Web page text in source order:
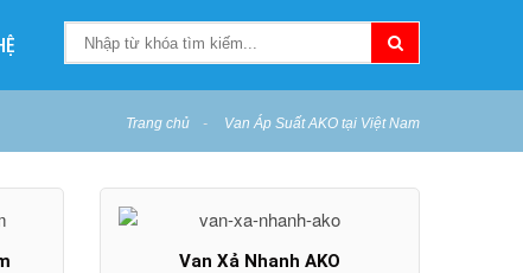
Trang chủ Van Áp Suất AKO tại Việt Nam
Van Xả Nhanh AKO